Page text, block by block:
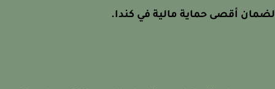
أقصى حماية مالية في كندا.